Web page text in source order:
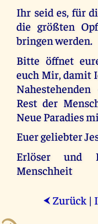
Ihr seid es, für
die größten
bringen werden.
Bitte öffnet
euch Mir, damit
Rest der
Neue Paradies
Euer geliebter
Erlöser und
Menschheit
⮜ Zurück |